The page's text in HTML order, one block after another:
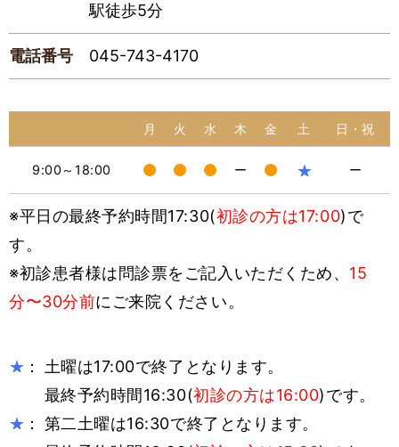
駅徒歩5分
電話番号 045-743-4170
月 火 水 木 金 土 日・祝
9:00～18:00 ー ★ ー
※平日の最終予約時間17:30(初診の方は17:00)で
す。
※初診患者様は問診票をご記入いただくため、 15
分〜30分前にご来院ください。
★ ：
土曜は17:00で終了となります。
最終予約時間16:30(初診の方は16:00)です。
★ ：
第二土曜は16:30で終了となります。